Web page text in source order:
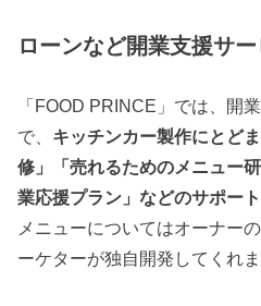
ローンなど開業支援サ
「FOOD PRINCE」では、開
で、 キッチンカー製作にとど
修」「売れるためのメニュー
業応援プラン」などのサポート
メニューについてはオーナー
ーケターが独自開発してくれま